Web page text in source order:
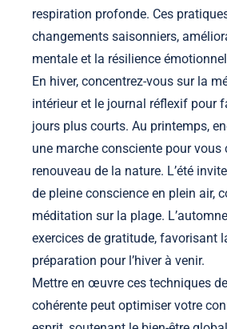
respiration profonde. Ces
changements saisonniers,
mentale et la résilience
En hiver, concentrez-vous sur la
intérieur et le journal réflexif pour
jours plus courts. Au printemps,
une marche consciente pour vous
renouveau de la nature. L’été
de pleine conscience en plein air,
méditation sur la plage.
exercices de gratitude, favorisant
préparation pour l’hiver à venir.
Mettre en œuvre ces techniques
cohérente peut optimiser votre